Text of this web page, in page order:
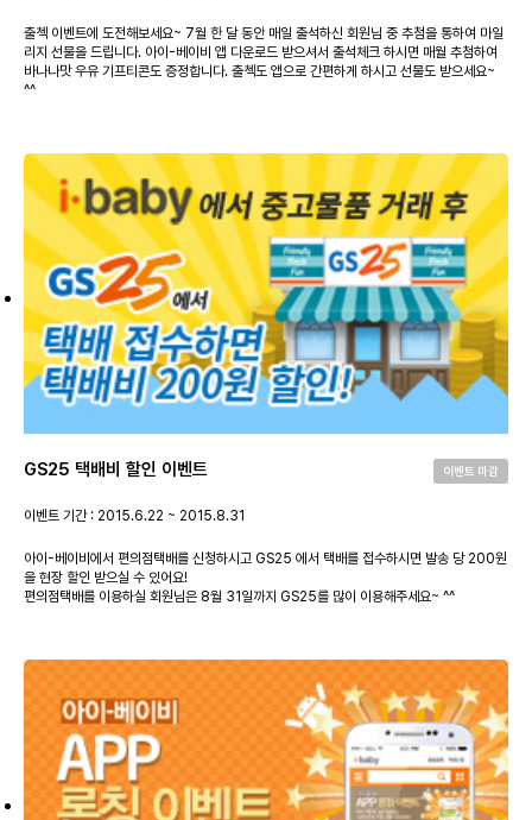
출첵 이벤트에 도전해보세요~ 7월 한 달 동안 매일 출석하신 회원님 중 추첨을 통하여 마일
리지 선물을 드립니다. 아이-베이비 앱 다운로드 받으셔서 출석체크 하시면 매월 추첨하여
바나나맛 우유 기프티콘도 증정합니다. 출첵도 앱으로 간편하게 하시고 선물도 받으세요~
^^
GS25 택배비 할인 이벤트 이벤트 마감
이벤트 기간 : 2015.6.22 ~ 2015.8.31
아이-베이비에서 편의점택배를 신청하시고 GS25 에서 택배를 접수하시면 발송 당 200원
을 현장 할인 받으실 수 있어요!
편의점택배를 이용하실 회원님은 8월 31일까지 GS25를 많이 이용해주세요~ ^^